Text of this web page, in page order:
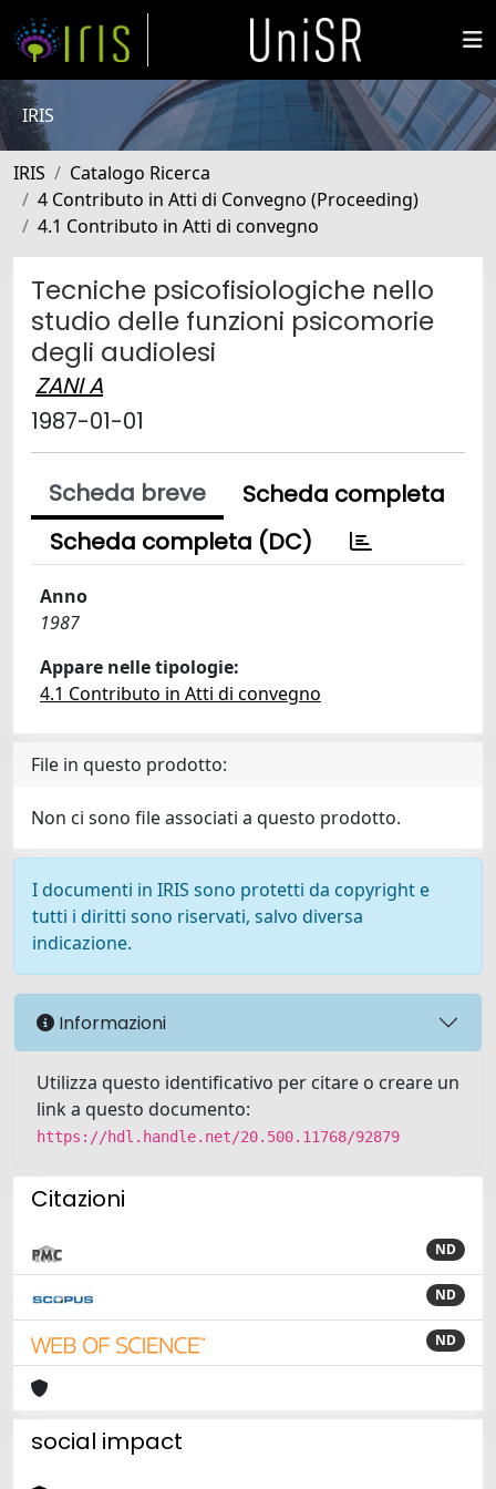
IRIS
IRIS
Catalogo Ricerca
4 Contributo in Atti di Convegno (Proceeding)
4.1 Contributo in Atti di convegno
Tecniche psicofisiologiche nello
studio delle funzioni psicomorie
degli audiolesi
ZANI A
1987-01-01
Scheda breve
Scheda completa
Scheda completa (DC)
Anno
1987
Appare nelle tipologie:
4.1 Contributo in Atti di convegno
File in questo prodotto:
Non ci sono file associati a questo prodotto.
I documenti in IRIS sono protetti da copyright e
tutti i diritti sono riservati, salvo diversa
indicazione.
Informazioni
Utilizza questo identificativo per citare o creare un
link a questo documento:
https://hdl.handle.net/20.500.11768/92879
Citazioni
ND
ND
ND
social impact